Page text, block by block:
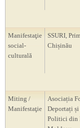
Manifestaţie
social-
culturală
SSURI,
Chișinău
Miting /
Manifestaţie
Asociația
Deportați
Politici din